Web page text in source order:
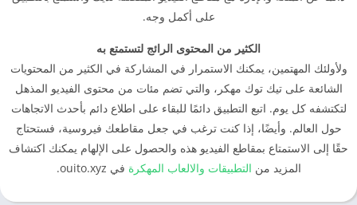
على أكمل وجه.
الكثير من المحتوى الرائج لتستمتع به
ولأولئك المهتمين، يمكنك الاستمرار في المشاركة في الكثير من المحتويات
الشائعة على تيك توك مهكر، والتي تضم مئات من محتوى الفيديو المذهل
لتكتشفه كل يوم. اتبع التطبيق دائمًا للبقاء على اطلاع دائم بأحدث الاتجاهات
حول العالم. وأيضًا، إذا كنت ترغب في جعل مقاطعك فيروسية، فستحتاج
حقًا إلى الاستمتاع بمقاطع الفيديو هذه والحصول على الإلهام يمكنك اكتشاف
المزيد من التطبيقات والالعاب المهكرة في ouito.xyz.